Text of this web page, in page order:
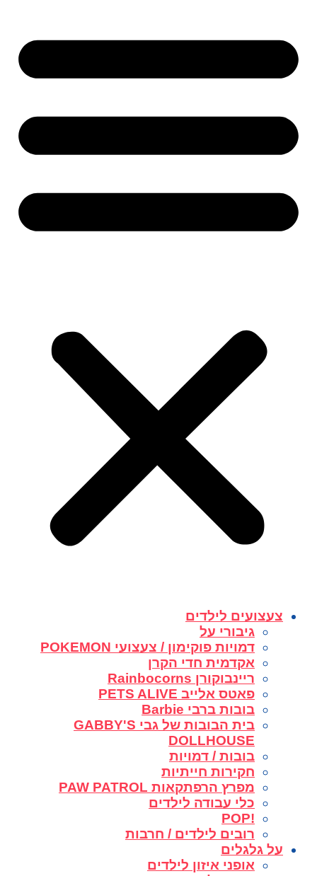
צעצועים לילדים
גיבורי על
דמויות פוקימון / צעצועי POKEMON
אקדמית חדי הקרן
ריינבוקורן Rainbocorns
פאטס אלייב PETS ALIVE
בובות ברבי Barbie
בית הבובות של גבי GABBY'S
DOLLHOUSE
בובות / דמויות
חקירות חייתיות
מפרץ הרפתקאות PAW PATROL
כלי עבודה לילדים
!POP
רובים לילדים / חרבות
על גלגלים
אופני איזון לילדים